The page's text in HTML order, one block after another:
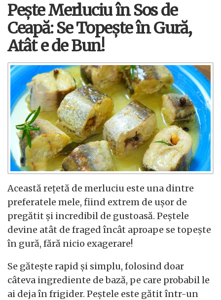
Pește Merluciu în Sos de
Ceapă: Se Topește în Gură,
Atât e de Bun!
Această rețetă de merluciu este una dintre
preferatele mele, fiind extrem de ușor de
pregătit și incredibil de gustoasă. Peștele
devine atât de fraged încât aproape se topește
în gură, fără nicio exagerare!
Se gătește rapid și simplu, folosind doar
câteva ingrediente de bază, pe care probabil le
ai deja în frigider. Peștele este gătit într-un